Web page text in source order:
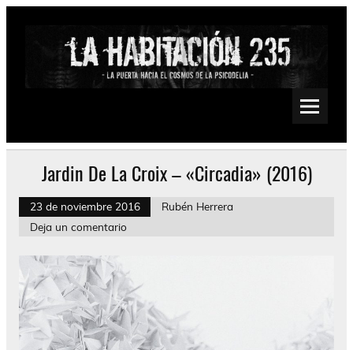
Saltar
Psychedelic, Stoner, Doom, Sludge, Fuzz, Space, Drone
Jardin De La Croix – «Circadia» (2016)
23 de noviembre 2016
Rubén Herrera
Deja un comentario